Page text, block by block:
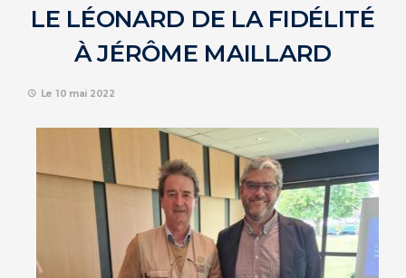
LE LÉONARD DE LA FIDÉLITÉ
À JÉRÔME MAILLARD
Le 10 mai 2022